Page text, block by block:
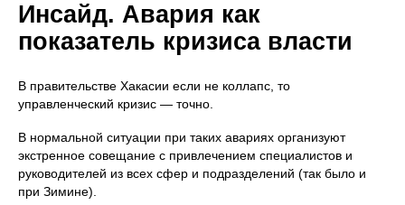
Инсайд. Авария как
показатель кризиса власти
В правительстве Хакасии если не коллапс, то
управленческий кризис — точно.
В нормальной ситуации при таких авариях организуют
экстренное совещание с привлечением специалистов и
руководителей из всех сфер и подразделений (так было и
при Зимине).